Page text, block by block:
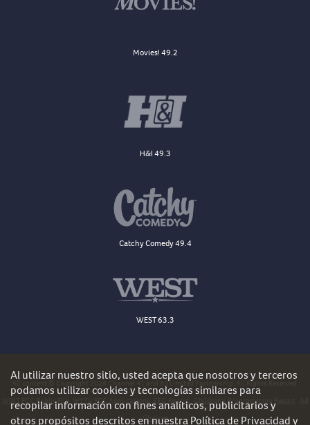
Movies! 49.2
H&I 49.3
Catchy Comedy 49.4
WEST 63.3
All content © Copyright 2026 Channel 41 and 63 Limited Partnership. All Rights Reserved.
WDJT FCC Public File
WYTU FCC Applications EEO Report Children's Programming Report
Choices
Al utilizar nuestro sitio, usted acepta que nosotros y terceros
podamos utilizar cookies y tecnologías similares para
recopilar información con fines analíticos, publicitarios y
otros propósitos descritos en nuestraPolítica de Privacidady